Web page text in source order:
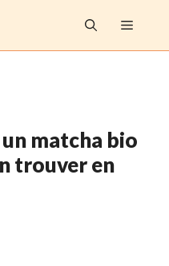
MENU
matcha bio
trouver en